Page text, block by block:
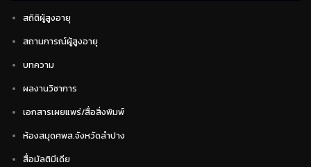
สถิติผู้สูงอายุ
สถานการณ์ผู้สูงอายุ
บทความ
ผลงานวิชาการ
เอกสารเผยแพร่/สื่อสิ่งพิมพ์
ห้องสมุดศพส.จังหวัดลำปาง
สื่อมัลติมีเดีย